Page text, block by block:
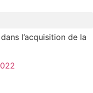
l’acquisition de la